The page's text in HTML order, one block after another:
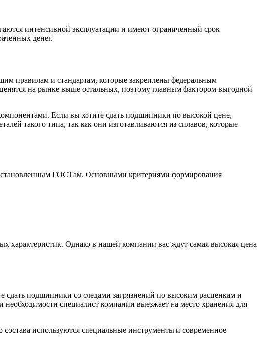
интенсивной эксплуатации и имеют ограниченный срок
денег.
правилам и стандартам, которые закреплены федеральным
на рынке выше остальных, поэтому главным фактором выгодной
Если вы хотите сдать подшипники по высокой цене,
такого типа, так как они изготавливаются из сплавов, которые
установленным ГОСТам. Основными критериями формирования
характеристик. Однако в нашей компании вас ждут самая высокая цена
подшипники со следами загрязнений по высоким расценкам и
специалист компании выезжает на место хранения для
используются специальные инструменты и современное